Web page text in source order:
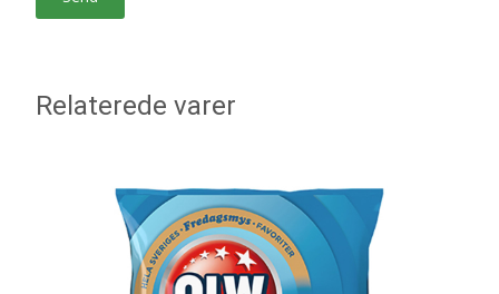
Relaterede varer